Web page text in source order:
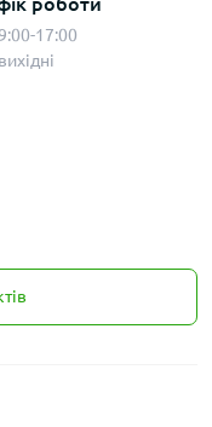
17:00